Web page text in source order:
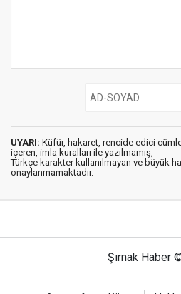
UYARI: Küfür, hakaret, rencide edici
içeren, imla kuralları ile yazılmamış,
Türkçe karakter kullanılmayan ve büyük
onaylanmamaktadır.
Şırnak Haber